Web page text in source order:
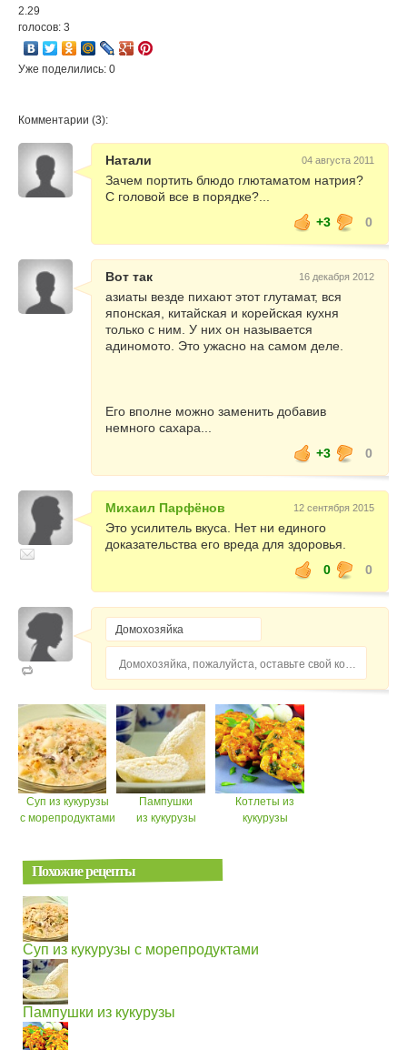
2.29
голосов: 3
Уже поделились: 0
Комментарии (3):
Натали 04 августа 2011
Зачем портить блюдо глютaматом натрия?
С головой все в порядке?...
+3
0
Вот так 16 декабря 2012
азиаты везде пихают этот глутамат, вся
японская, китайская и корейская кухня
только с ним. У них он называется
адиномото. Это ужасно на самом деле.
Его вполне можно заменить добавив
немного сахара...
+3
0
Михаил Парфёнов 12 сентября 2015
Это усилитель вкуса. Нет ни единого
доказательства его вреда для здоровья.
0
0
Домохозяйка, пожалуйста, оставьте свой комментарий...
Суп из кукурузы
с морепродуктами
Пампушки
из кукурузы
Котлеты из
кукурузы
Похожие рецепты
Суп из кукурузы с морепродуктами
Пампушки из кукурузы